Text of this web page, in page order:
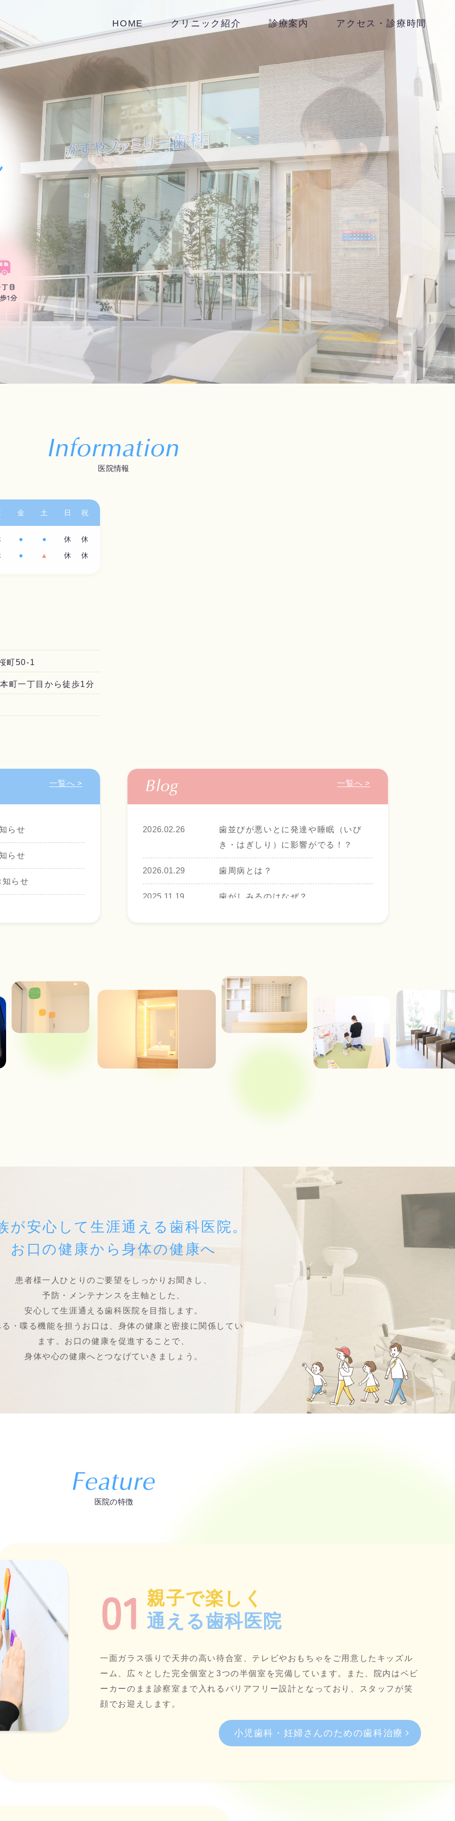
HOME クリニック紹介 診療案内 アクセス・診療時間
医院情報
金 土 日 祝
● ● 休
休
● ▲ 休 休
町50-1
町一丁目から徒歩1分
一覧へ >
らせ
らせ
らせ
らせ
らせ
らせ
一覧へ >
2026.02.26
歯並びが悪いとに発達や睡眠（いび
き・はぎしり）に影響がでる！？
2026.01.29 歯周病とは？
2025.11.19 歯がしみるのはなぜ？
2024.10.20 ６歳臼歯は歯の王様
正しいお口のケア方法は？
2023.12.11 歯並びが悪くなる原因は？
お子さんの歯磨き粉の選び方
2023.11.18
フッ素（フッ化物）はいつ頃から塗っ
が安心して生涯通える歯科医院。
お口の健康から身体の健康へ
患者様一人ひとりのご要望をしっかりお聞きし、
予防・メンテナンスを主軸とした、
安心して生涯通える歯科医院を目指します。
る・喋る機能を担うお口は、身体の健康と密接に関係してい
ます。お口の健康を促進することで、
身体や心の健康へとつなげていきましょう。
医院の特徴
親子で楽しく
通える歯科医院
一面ガラス張りで天井の高い待合室、テレビやおもちゃをご用意したキッズル
ーム、広々とした完全個室と3つの半個室を完備しています。また、院内はベビ
ーカーのまま診察室まで入れるバリアフリー設計となっており、スタッフが笑
顔でお迎えします。
小児歯科・妊婦さんのための歯科治療